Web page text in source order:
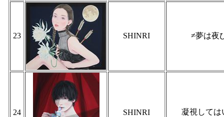
23 SHINRI ≠夢は夜
24 SHINRI 凝視しては